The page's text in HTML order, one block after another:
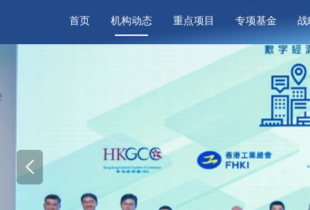
首页 机构动态 重点项目 专项基金 战